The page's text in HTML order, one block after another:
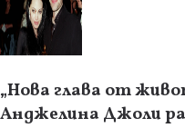
„Нова глава от
Анджелина Джоли